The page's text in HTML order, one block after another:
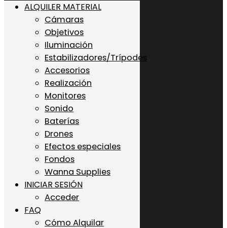
ALQUILER MATERIAL
Cámaras
Objetivos
Iluminación
Estabilizadores/Trípodes
Accesorios
Realización
Monitores
Sonido
Baterías
Drones
Efectos especiales
Fondos
Wanna Supplies
INICIAR SESIÓN
Acceder
FAQ
Cómo Alquilar